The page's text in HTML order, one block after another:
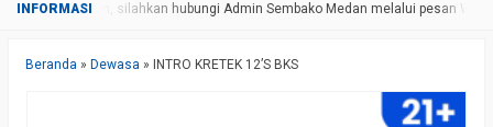
ongkos kirim, silahkan hubungi Admin Sembako Medan melalui pesan
Beranda » Dewasa » INTRO KRETEK 12’S BKS